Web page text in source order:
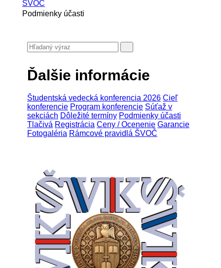
ŠVOČ
Podmienky účasti
Ďalšie informácie
Študentská vedecká konferencia 2026 Cieľ
konferencie Program konferencie Súťaž v
sekciách Dôležité termíny Podmienky účasti
Tlačivá Registrácia Ceny / Ocenenie Garancie
Fotogaléria Rámcové pravidlá ŠVOČ